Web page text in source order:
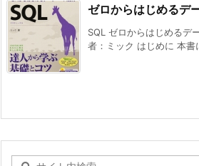
ゼロからはじめるデ
SQL ゼロからはじめるデ
者：ミック はじめに 本書